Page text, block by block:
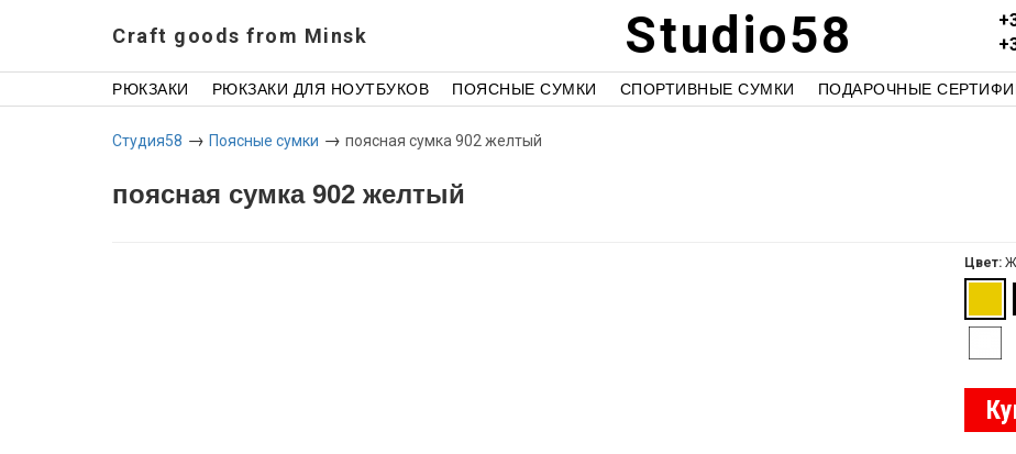
Craft goods from Minsk Studio58
РЮКЗАКИ РЮКЗАКИ ДЛЯ НОУТБУКОВ ПОЯСНЫЕ СУМКИ СПОРТИВНЫЕ СУМКИ ПОДАРОЧНЫЕ
Студия58 → Поясные сумки → поясная сумка 902 желтый
поясная сумка 902 желтый
Цвет: